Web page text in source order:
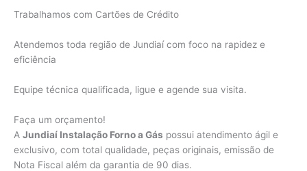
Trabalhamos com Cartões de Crédito
Atendemos toda região de Jundiaí com foco na rapidez e
eficiência
Equipe técnica qualificada, ligue e agende sua visita.
Faça um orçamento!
A Jundiaí Instalação Forno a Gás possui atendimento ágil e
exclusivo, com total qualidade, peças originais, emissão de
Nota Fiscal além da garantia de 90 dias.